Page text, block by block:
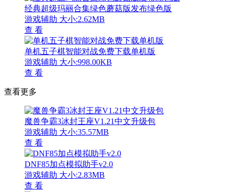
经典超级玛丽合集绿色蘑菇版发布绿色版
游戏辅助 大小:2.62MB
查 看
单机五子棋智能对战免费下载单机版
游戏辅助 大小:998.00KB
查 看
查看更多
魔兽争霸3冰封王座V1.21中文升级包
游戏辅助 大小:35.57MB
查 看
DNF85加点模拟助手v2.0
游戏辅助 大小:2.83MB
查 看